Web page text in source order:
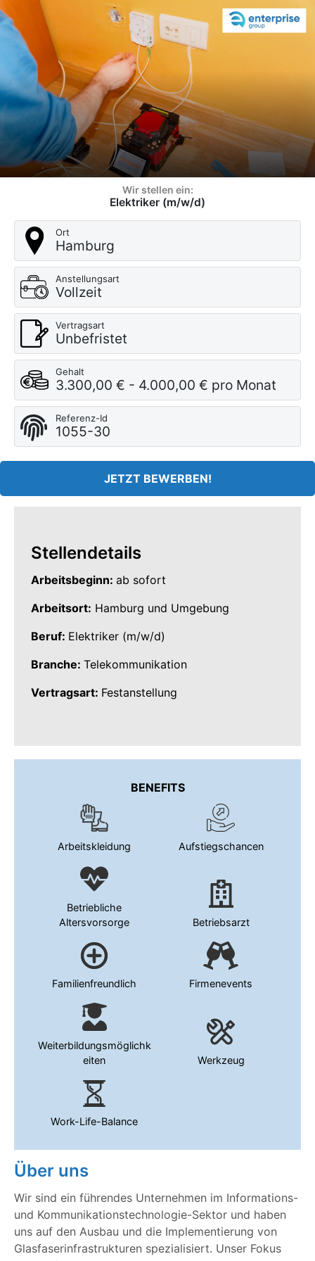
Wir stellen ein:
Elektriker (m/w/d)
Ort
Hamburg
Anstellungsart
Vollzeit
Vertragsart
Unbefristet
Gehalt
3.300,00 € - 4.000,00 € pro Monat
Referenz-Id
1055-30
JETZT BEWERBEN!
Über uns
Wir sind ein führendes Unternehmen im Informations-
und Kommunikationstechnologie-Sektor und haben
uns auf den Ausbau und die Implementierung von
Glasfaserinfrastrukturen spezialisiert. Unser Fokus
Stellendetails
Arbeitsbeginn: ab sofort
Arbeitsort: Hamburg und Umgebung
Beruf: Elektriker (m/w/d)
Branche: Telekommunikation
Vertragsart: Festanstellung
BENEFITS
Arbeitskleidung Aufstiegschancen
Betriebliche
Altersvorsorge
Betriebsarzt
Familienfreundlich Firmenevents
Weiterbildungsmöglichk
eiten
Werkzeug
Work-Life-Balance